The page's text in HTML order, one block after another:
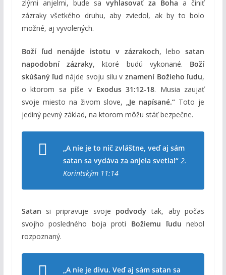
zlými anjelmi, bude sa vyhlasovať za Boha a činiť
zázraky všetkého druhu, aby zviedol, ak by to bolo
možné, aj vyvolených.
Boží ľud nenájde istotu v zázrakoch, lebosatan
napodobní zázraky, ktoré budú vykonané. Boží
skúšaný ľud nájde svoju silu v znamení Božieho ľudu,
o ktorom sa píše v Exodus 31:12-18. Musia zaujať
svoje miesto na živom slove,
„Je napísané.“ Toto je
jediný pevný základ, na ktorom môžu stáť bezpečne.
„A nie je to nič zvláštne, veď aj sám
satan sa vydáva za anjela svetla!“ 2.
Korintským 11:14
Satan si pripravuje svoje podvody tak, aby počas
svojho posledného boja proti Božiemu ľudu nebol
rozpoznaný.
„A nie je divu. Veď aj sám satan sa